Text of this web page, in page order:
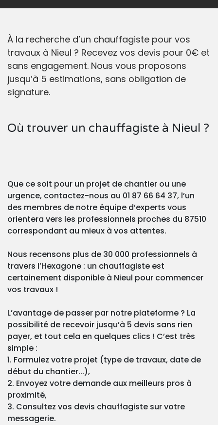
À la recherche d’un chauffagiste pour vos
travaux à Nieul ? Recevez vos devis pour 0€ et
sans engagement. Nous vous proposons
jusqu’à 5 estimations, sans obligation de
signature.
Où trouver un chauffagiste à Nieul ?
Que ce soit pour un projet de chantier ou une
urgence, contactez-nous au 01 87 66 64 37, l’un
des membres de notre équipe d’experts vous
orientera vers les professionnels proches du 87510
correspondant au mieux à vos attentes.
Nous recensons plus de 30 000 professionnels à
travers l’Hexagone : un chauffagiste est
certainement disponible à Nieul pour commencer
vos travaux !
L’avantage de passer par notre plateforme ? La
possibilité de recevoir jusqu’à 5 devis sans rien
payer, et tout cela en quelques clics ! C’est très
simple :
1. Formulez votre projet (type de travaux, date de
début du chantier...),
2. Envoyez votre demande aux meilleurs pros à
proximité,
3. Consultez vos devis chauffagiste sur votre
messagerie.